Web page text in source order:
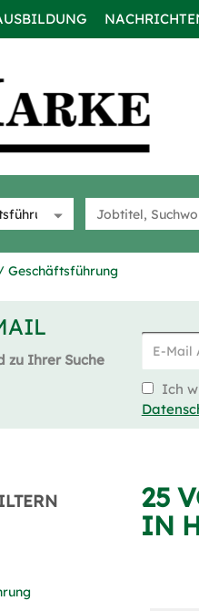
Geschäftsführung
zu Ihrer Suche
Ich
25
IN